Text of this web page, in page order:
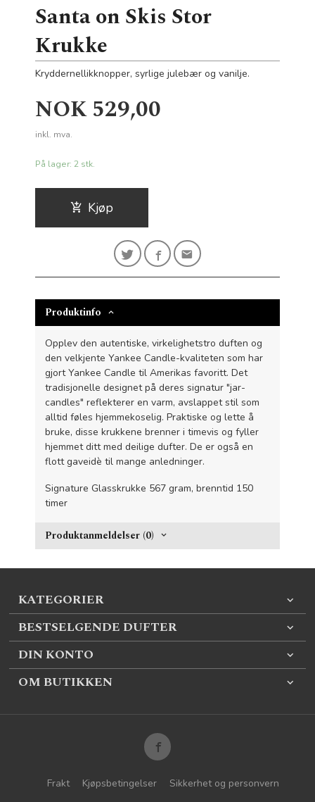
Santa on Skis Stor
Krukke
Kryddernellikknopper, syrlige julebær og vanilje.
Pris
NOK529,00
inkl. mva.
På lager: 2 stk.
Kjøp
Produktinfo
Opplev den autentiske, virkelighetstro duften og
den velkjente Yankee Candle-kvaliteten som har
gjort Yankee Candle til Amerikas favoritt. Det
tradisjonelle designet på deres signatur "jar-
candles" reflekterer en varm, avslappet stil som
alltid føles hjemmekoselig. Praktiske og lette å
bruke, disse krukkene brenner i timevis og fyller
hjemmet ditt med deilige dufter. De er også en
flott gaveidè til mange anledninger.
Signature Glasskrukke 567 gram, brenntid 150
timer
Produktanmeldelser (0)
KATEGORIER
BESTSELGENDE DUFTER
DIN KONTO
OM BUTIKKEN
Frakt Kjøpsbetingelser Sikkerhet og personvern